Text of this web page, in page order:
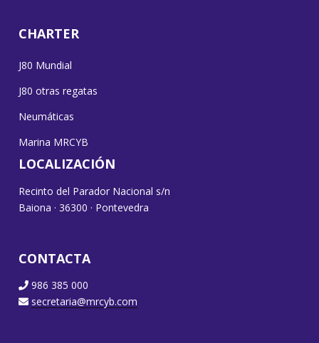
CHARTER
J80 Mundial
J80 otras regatas
Neumáticas
Marina MRCYB
LOCALIZACIÓN
Recinto del Parador Nacional s/n
Baiona · 36300 · Pontevedra
CONTACTA
986 385 000
secretaria@mrcyb.com